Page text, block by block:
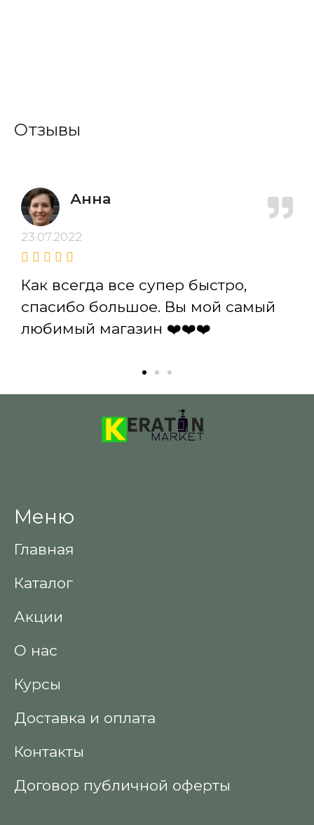
Отзывы
Анна
23.07.2022
Как всегда все супер быстро,
спасибо большое. Вы мой самый
любимый магазин ❤️❤️❤️
Меню
Главная
Каталог
Акции
О нас
Курсы
Доставка и оплата
Контакты
Договор публичной оферты